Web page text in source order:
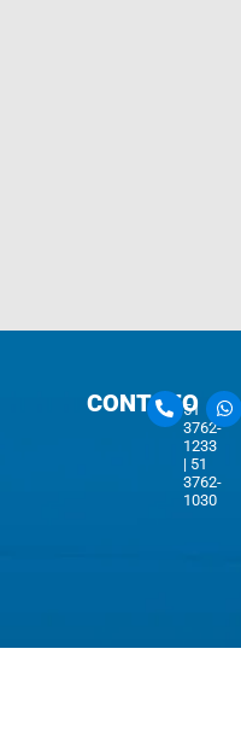
CONTATO
51
3762-
1233
| 51
3762-
1030